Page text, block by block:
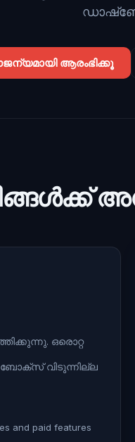
ആരംഭിക്കൂ
ഒരൊറ്റ
ബോക്സ് വിടുന്നില്ല
and paid features